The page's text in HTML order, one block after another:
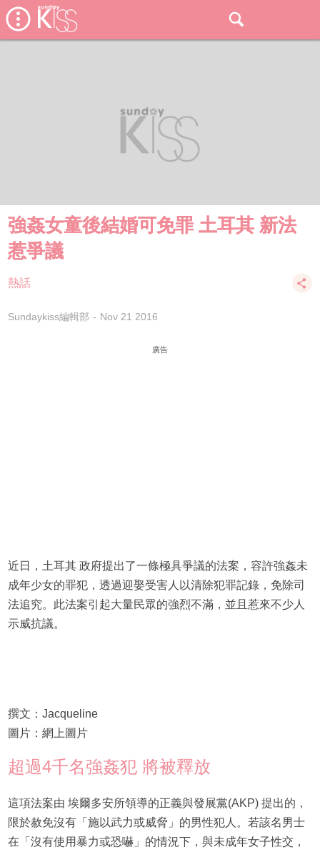
強姦女童後結婚可免罪 土耳其 新法
惹爭議
熱話
Sundaykiss編輯部 Nov 21 2016
廣告
近日，土耳其 政府提出了一條極具爭議的法案，容許強姦未
成年少女的罪犯，透過迎娶受害人以清除犯罪記錄，免除司
法追究。此法案引起大量民眾的強烈不滿，並且惹來不少人
示威抗議。
撰文：Jacqueline
圖片：網上圖片
超過4千名強姦犯 將被釋放
這項法案由 埃爾多安所領導的正義與發展黨(AKP) 提出的，
限於赦免沒有「施以武力或威脅」的男性犯人。若該名男士
在「沒有使用暴力或恐嚇」的情況下，與未成年女子性交，